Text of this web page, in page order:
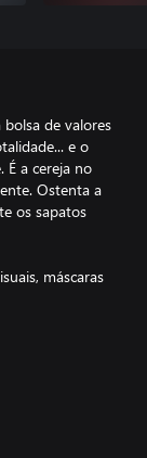
de valores
e o
É a cereja no
Ostenta a
os sapatos
máscaras